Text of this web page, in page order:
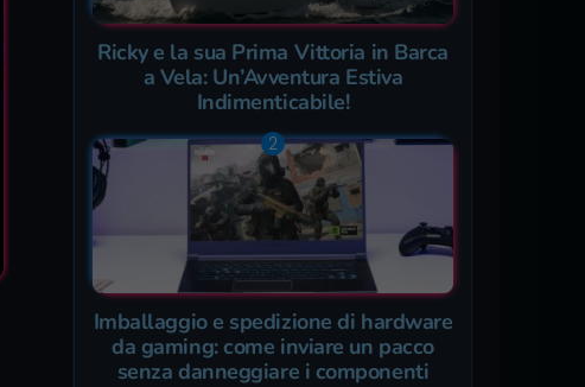
Ricky e la sua Prima Vittoria in Barca
a Vela: Un’Avventura Estiva
Indimenticabile!
Imballaggio e spedizione di hardware
da gaming: come inviare un pacco
senza danneggiare i componenti